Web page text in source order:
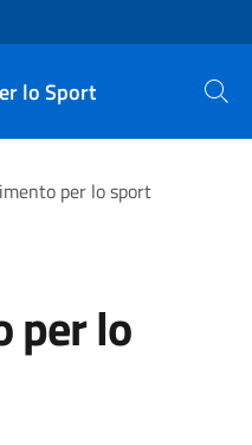
lo Sport Cerca
per lo sport
per lo